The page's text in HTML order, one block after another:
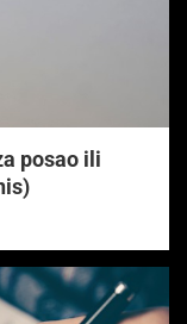
posao ili